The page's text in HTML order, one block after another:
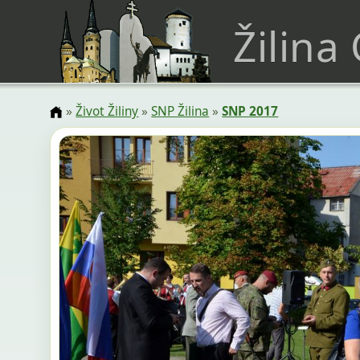
Žilina
»Život Žiliny»SNP Žilina »SNP 2017